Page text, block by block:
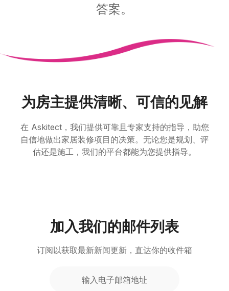
答案。
为房主提供清晰、可信的见解
在 Askitect，我们提供可靠且专家支持的指导，助您
自信地做出家居装修项目的决策。无论您是规划、评
估还是施工，我们的平台都能为您提供指导。
加入我们的邮件列表
订阅以获取最新新闻更新，直达你的收件箱